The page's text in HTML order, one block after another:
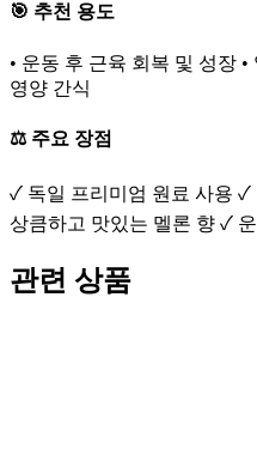
🎯 추천 용도
• 운동 후 근육 회복 및 성장
영양 간식
⚖️ 주요 장점
✓ 독일 프리미엄 원료 사용
상큼하고 맛있는 멜론 향 ✓
관련 상품